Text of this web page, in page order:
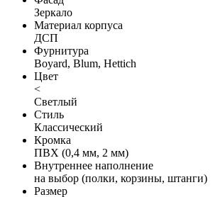
Зеркало
Материал корпуса
ДСП
Фурнитура
Boyard, Blum, Hettich
Цвет
<
Светлый
Стиль
Классический
Кромка
ПВХ (0,4 мм, 2 мм)
Внутреннее наполнение
на выбор (полки, корзины, штанги)
Размер